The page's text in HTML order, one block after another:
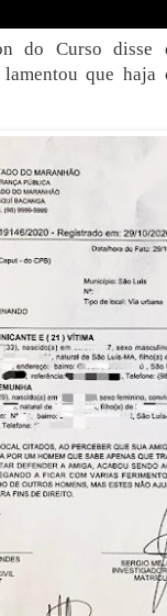
do Curso disse
que haja